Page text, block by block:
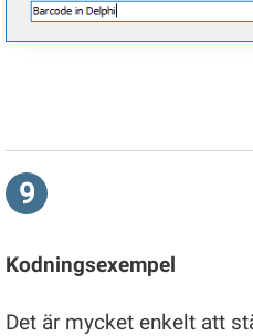
9
Kodningsexempel
Det är mycket enkelt att